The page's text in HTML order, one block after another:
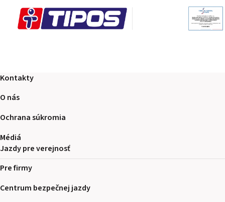
Kontakty
O nás
Ochrana súkromia
Médiá
Jazdy pre verejnosť
Pre firmy
Centrum bezpečnej jazdy